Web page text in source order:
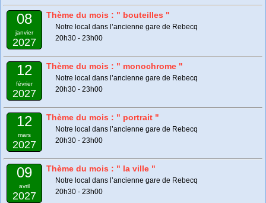
08
janvier
2027
Thème du mois : " bouteilles "
Notre local dans l’ancienne gare de Rebecq
20h30 - 23h00
12
février
2027
Thème du mois : " monochrome "
Notre local dans l’ancienne gare de Rebecq
20h30 - 23h00
12
mars
2027
Thème du mois : " portrait "
Notre local dans l’ancienne gare de Rebecq
20h30 - 23h00
09
avril
2027
Thème du mois : " la ville "
Notre local dans l’ancienne gare de Rebecq
20h30 - 23h00